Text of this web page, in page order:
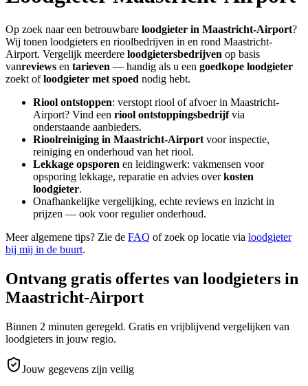
Op zoek naar een betrouwbare loodgieter in Maastricht-Airport?
Wij tonen loodgieters en rioolbedrijven in en rond Maastricht-
Airport. Vergelijk meerdere loodgietersbedrijven op basis
vanreviews en tarieven — handig als u een goedkope loodgieter
zoekt ofloodgieter met spoed nodig hebt.
Riool ontstoppen: verstopt riool of afvoer in Maastricht-
Airport? Vind een riool ontstoppingsbedrijfvia
onderstaande aanbieders.
Rioolreiniging in Maastricht-Airport voor inspectie,
reiniging en onderhoud van het riool.
Lekkage opsporen en leidingwerk: vakmensen voor
opsporing lekkage, reparatie en advies overkosten
loodgieter.
Onafhankelijke vergelijking, echte reviews en inzicht in
prijzen — ook voor regulier onderhoud.
Meer algemene tips? Zie de FAQ of zoek op locatie via loodgieter
bij mij in de buurt.
Ontvang gratis offertes van loodgieters in
Maastricht-Airport
Binnen 2 minuten geregeld. Gratis en vrijblijvend vergelijken van
loodgieters in jouw regio.
Jouw gegevens zijn veilig